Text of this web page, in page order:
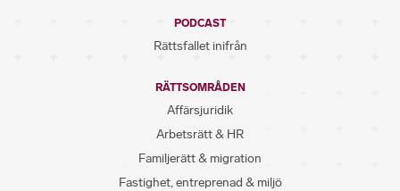
PODCAST
Rättsfallet inifrån
RÄTTSOMRÅDEN
Affärsjuridik
Arbetsrätt & HR
Familjerätt & migration
Fastighet, entreprenad & miljö